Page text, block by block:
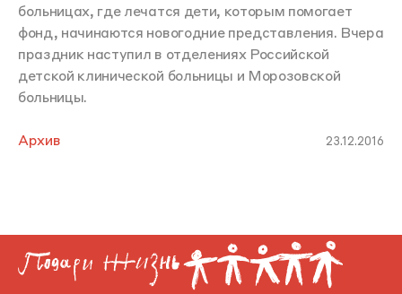
больницах, где лечатся дети, которым помогает
фонд, начинаются новогодние представления. Вчера
праздник наступил в отделениях Российской
детской клинической больницы и Морозовской
больницы.
Архив 23.12.2016